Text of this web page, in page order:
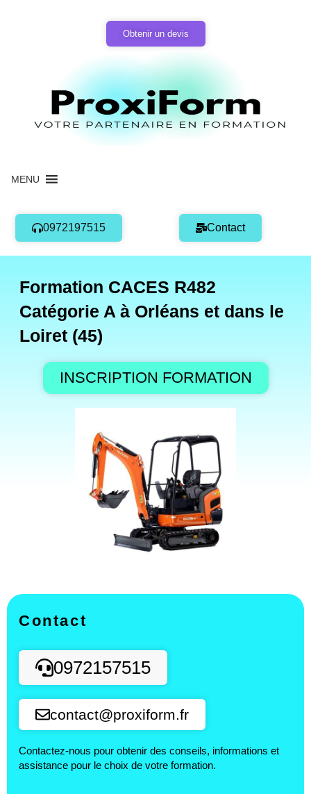
Obtenir un devis
MENU
0972197515 Contact
Formation CACES R482
Catégorie A à Orléans et dans le
Loiret (45)
INSCRIPTION FORMATION
Contact
0972157515
contact@proxiform.fr
Contactez-nous pour obtenir des conseils, informations et
assistance pour le choix de votre formation.